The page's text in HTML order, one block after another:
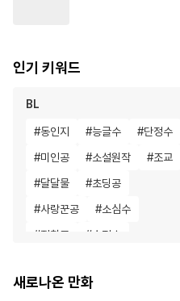
인기 키워드
BL
#동인지 #능글수 #단정수
#미인공 #소설원작 #조교
#달달물 #초딩공
#사랑꾼공 #소심수
#집착공 # 순정수
#재벌공 #역사/시대물
새로나온 만화